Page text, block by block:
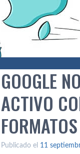
GOOGLE
ACTIVO
FORMATOS
Publicado el 11